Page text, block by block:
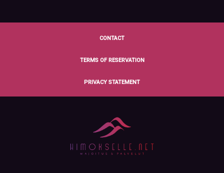
CONTACT
TERMS OF RESERVATION
PRIVACY STATEMENT